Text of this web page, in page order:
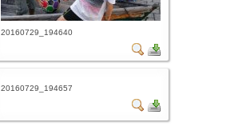
20160729_194640
20160729_194657